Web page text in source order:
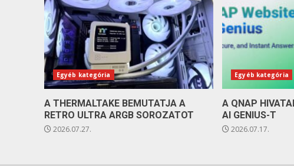
Egyéb kategória
A THERMALTAKE BEMUTATJA A
RETRO ULTRA ARGB SOROZATOT
2026.07.27.
Egyéb kategória
A QNAP
AI GENIUS-T
2026.07.17.